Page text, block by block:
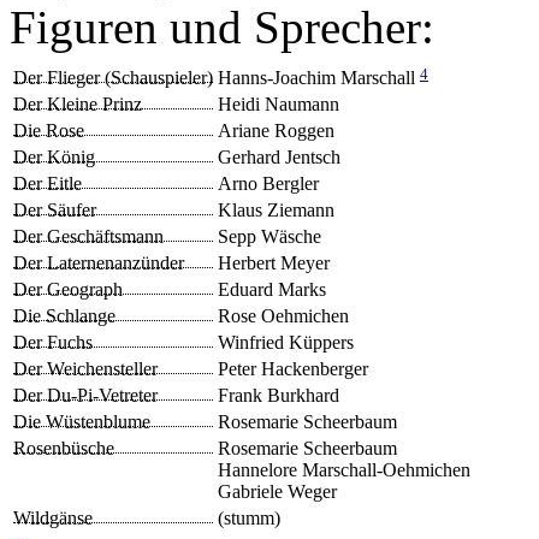
Figuren und Sprecher:
Der Flieger (Schauspieler) Hanns-Joachim Marschall 4
Der Kleine Prinz
Heidi Naumann
Die Rose
Ariane Roggen
Der König
Gerhard Jentsch
Der Eitle
Arno Bergler
Der Säufer
Klaus Ziemann
Der Geschäftsmann
Sepp Wäsche
Der Laternenanzünder
Herbert Meyer
Der Geograph
Eduard Marks
Die Schlange
Rose Oehmichen
Der Fuchs
Winfried Küppers
Der Weichensteller
Peter Hackenberger
Der Du-Pi-Vetreter
Frank Burkhard
Die Wüstenblume
Rosemarie Scheerbaum
Rosenbüsche
Rosemarie Scheerbaum
Hannelore Marschall-Oehmichen
Gabriele Weger
Wildgänse
(stumm)